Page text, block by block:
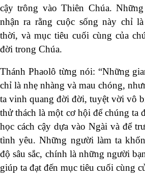
cậy trông vào Thiên Chúa.
nhận ra rằng cuộc sống này chỉ
thời, và mục tiêu cuối cùng của
đời trong Chúa.
Thánh Phaolô từng nói: “Những
chỉ là nhẹ nhàng và mau chóng,
ta vinh quang đời đời, tuyệt vời vô
thử thách là một cơ hội để chúng ta
học cách cậy dựa vào Ngài và để
tình yêu. Những người làm ta
độ sâu sắc, chính là những người
giúp ta đạt đến mục tiêu cuối cùng